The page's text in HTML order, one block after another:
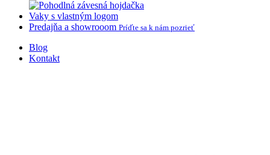
Vaky s vlastným logom
Predajňa a showrooom Príďte sa k nám pozrieť
Blog
Kontakt